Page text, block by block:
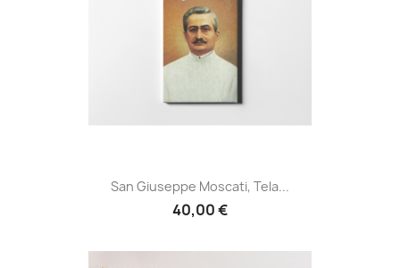
San Giuseppe Moscati, Tela...
40,00 €